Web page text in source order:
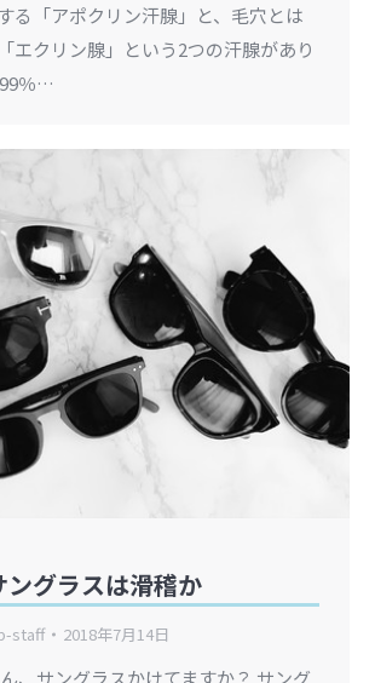
る「アポクリン汗腺」と、毛穴とは
エクリン腺」という2つの汗腺があり
％…
ングラスは滑稽か
staff 2018年7月14日
、サングラスかけてますか？ サング